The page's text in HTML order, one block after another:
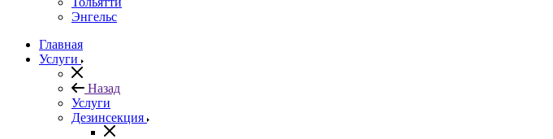
Энгельс
Главная
Услуги
Назад
Услуги
Дезинсекция